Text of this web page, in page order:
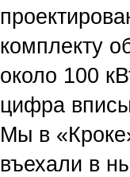
комплекту
около 100
цифра
Мы в
въехали в